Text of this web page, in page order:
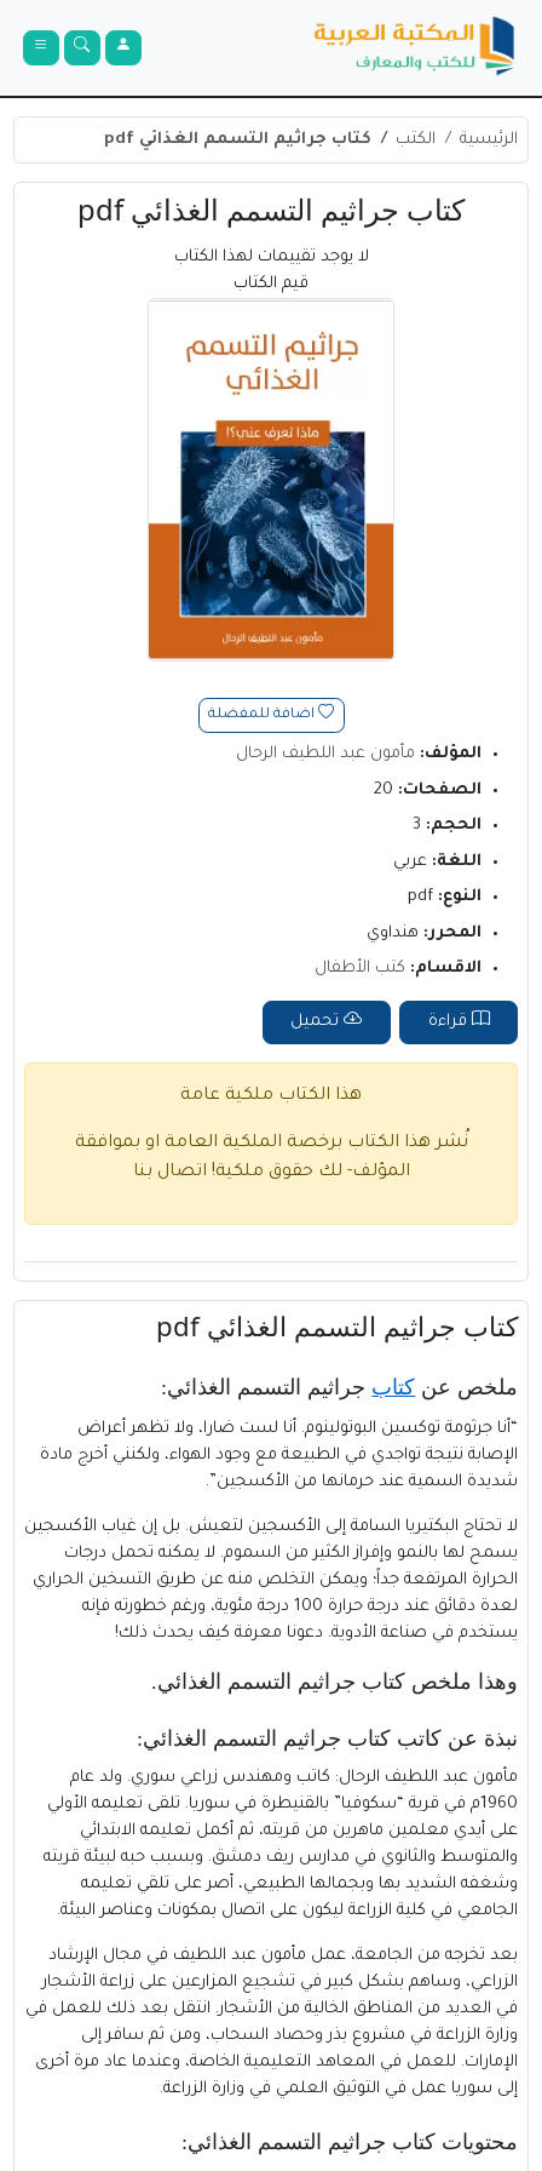
الرئيسية الكتب كتاب جراثيم التسمم الغذائي pdf
كتاب جراثيم التسمم الغذائي pdf
لا يوجد تقييمات لهذا الكتاب
قيم الكتاب
اضافة للمفضلة
المؤلف: مأمون عبد اللطيف الرحال
الصفحات:
الحجم:
اللغة: عربي
النوع:
المحرر: هنداوي
الاقسام: كتب الأطفال
قراءة تحميل
هذا الكتاب ملكية عامة
نُشر هذا الكتاب برخصة الملكية العامة او بموافقة
المؤلف- لك حقوق ملكية! اتصال بنا
كتاب جراثيم التسمم الغذائي pdf
ملخص عن كتاب جراثيم التسمم الغذائي:
“أنا جرثومة توكسين البوتولينوم. أنا لست ضارا، ولا تظهر أعراض
الإصابة نتيجة تواجدي في الطبيعة مع وجود الهواء، ولكنني أخرج مادة
شديدة السمية عند حرمانها من الأكسجين”.
لا تحتاج البكتيريا السامة إلى الأكسجين لتعيش. بل إن غياب الأكسجين
يسمح لها بالنمو وإفراز الكثير من السموم. لا يمكنه تحمل درجات
الحرارة المرتفعة جداً؛ ويمكن التخلص منه عن طريق التسخين الحراري
لعدة دقائق عند درجة حرارة 100 درجة مئوية، ورغم خطورته فإنه
يستخدم في صناعة الأدوية. دعونا معرفة كيف يحدث ذلك!
وهذا ملخص كتاب جراثيم التسمم الغذائي.
نبذة عن كاتب كتاب جراثيم التسمم الغذائي:
مأمون عبد اللطيف الرحال: كاتب ومهندس زراعي سوري. ولد عام
1960م في قرية “سكوفيا” بالقنيطرة في سوريا. تلقى تعليمه الأولي
على أيدي معلمين ماهرين من قريته، ثم أكمل تعليمه الابتدائي
والمتوسط والثانوي في مدارس ريف دمشق. وبسبب حبه لبيئة قريته
وشغفه الشديد بها وبجمالها الطبيعي، أصر على تلقي تعليمه
الجامعي في كلية الزراعة ليكون على اتصال بمكونات وعناصر البيئة.
بعد تخرجه من الجامعة، عمل مأمون عبد اللطيف في مجال الإرشاد
الزراعي، وساهم بشكل كبير في تشجيع المزارعين على زراعة الأشجار
في العديد من المناطق الخالية من الأشجار. انتقل بعد ذلك للعمل في
وزارة الزراعة في مشروع بذر وحصاد السحاب، ومن ثم سافر إلى
الإمارات. للعمل في المعاهد التعليمية الخاصة، وعندما عاد مرة أخرى
إلى سوريا عمل في التوثيق العلمي في وزارة الزراعة.
محتويات كتاب جراثيم التسمم الغذائي: